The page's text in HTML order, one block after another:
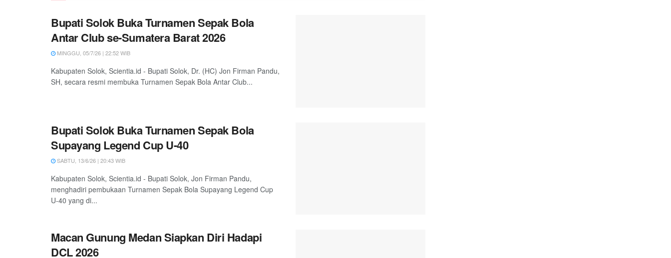
Bupati Solok Buka Turnamen Sepak Bola
Antar Club se-Sumatera Barat 2026
MINGGU, 05/7/26 | 22:52 WIB
Kabupaten Solok, Scientia.id - Bupati Solok, Dr. (HC) Jon Firman Pandu,
SH, secara resmi membuka Turnamen Sepak Bola Antar Club...
Bupati Solok Buka Turnamen Sepak Bola
Supayang Legend Cup U-40
SABTU, 13/6/26 | 20:43 WIB
Kabupaten Solok, Scientia.id - Bupati Solok, Jon Firman Pandu,
menghadiri pembukaan Turnamen Sepak Bola Supayang Legend Cup
U-40 yang di...
Macan Gunung Medan Siapkan Diri Hadapi
DCL 2026